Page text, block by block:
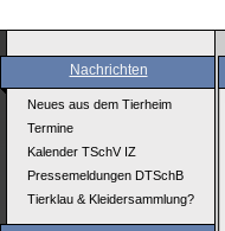
Nachrichten
Neues aus dem Tierheim
Termine
Kalender TSchV IZ
Pressemeldungen DTSchB
Tierklau & Kleidersammlung?